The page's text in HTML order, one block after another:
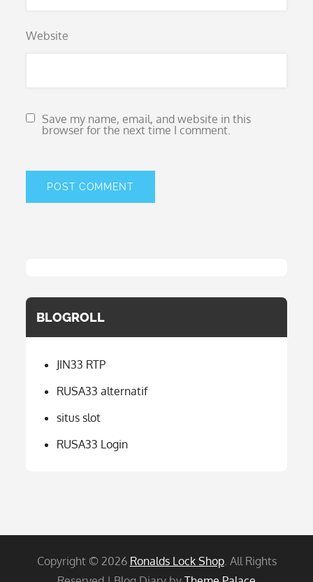
Website
Save my name, email, and website in this
browser for the next time I comment.
BLOGROLL
JIN33 RTP
RUSA33 alternatif
situs slot
RUSA33 Login
Copyright © 2026 Ronalds Lock Shop. All Rights